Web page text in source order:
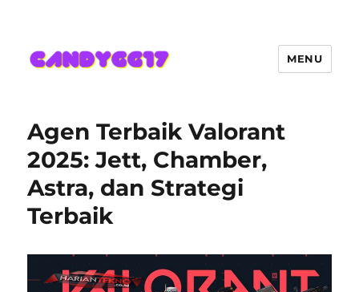
Hadir Semakin Mantap Jackpot
MENU
Agen Terbaik Valorant
2025: Jett, Chamber,
Astra, dan Strategi
Terbaik